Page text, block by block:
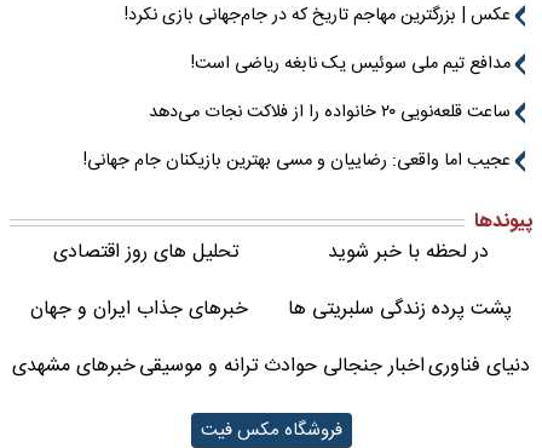
عکس | بزرگترین مهاجم تاریخ که در جام‌جهانی بازی نکرد!
مدافع تیم ملی سوئیس یک نابغه ریاضی است!
ساعت قلعه‌نویی ۲۰ خانواده را از فلاکت نجات می‌دهد
عجیب اما واقعی: رضاییان و مسی بهترین بازیکنان جام جهانی!
پیوندها
در لحظه با خبر شوید
تحلیل های روز اقتصادی
پشت پرده زندگی سلبریتی ها
خبرهای جذاب ایران و جهان
دنیای فناوریاخبار جنجالی حوادثترانه و موسیقیخبرهای مشهدی
فروشگاه مکس فیت